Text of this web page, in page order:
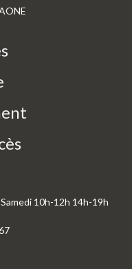
10h-12h 14h-19h